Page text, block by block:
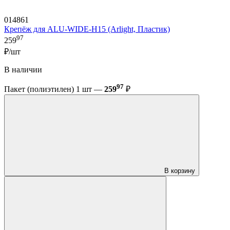
014861
Крепёж для ALU-WIDE-H15 (Arlight, Пластик)
25997
₽/шт
В наличии
Пакет (полиэтилен) 1 шт — 25997 ₽
В корзину